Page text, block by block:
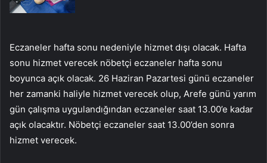
Eczaneler hafta sonu nedeniyle hizmet dışı olacak. Hafta
sonu hizmet verecek nöbetçi eczaneler hafta sonu
boyunca açık olacak. 26 Haziran Pazartesi günü eczaneler
her zamanki haliyle hizmet verecek olup, Arefe günü yarım
gün çalışma uygulandığından eczaneler saat 13.00’e kadar
açık olacaktır. Nöbetçi eczaneler saat 13.00’den sonra
hizmet verecek.